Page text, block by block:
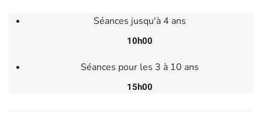
Séances jusqu'à 4 ans
10h00
Séances pour les 3 à 10 ans
15h00